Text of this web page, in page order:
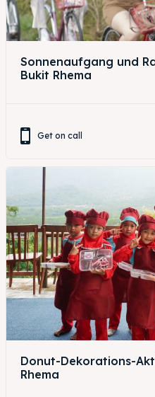
Nederlands
العربية
Sonnenaufgang und
Bukit Rhema
Get on call
Donut-Dekorations-
Rhema